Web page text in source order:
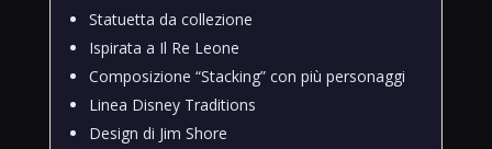
Statuetta da collezione
Ispirata a Il Re Leone
Composizione “Stacking” con più personaggi
Linea Disney Traditions
Design di Jim Shore